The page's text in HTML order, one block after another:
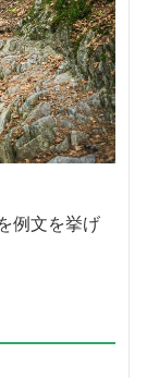
例文を挙げ